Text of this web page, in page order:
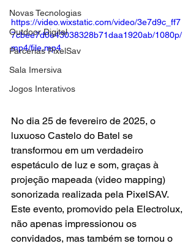
Novas Tecnologias
Outdoor Digital
Parcerias PixelSav
Sala Imersiva
Jogos Interativos
https://video.wixstatic.com/video/3e7d9c_ff7
7cbee7d0e43038328b71daa1920ab/1080p/
mp4/file.mp4
No dia 25 de fevereiro de 2025, o
luxuoso Castelo do Batel se
transformou em um verdadeiro
espetáculo de luz e som, graças à
projeção mapeada (video mapping)
sonorizada realizada pela PixelSAV.
Este evento, promovido pela Electrolux,
não apenas impressionou os
convidados, mas também se tornou o